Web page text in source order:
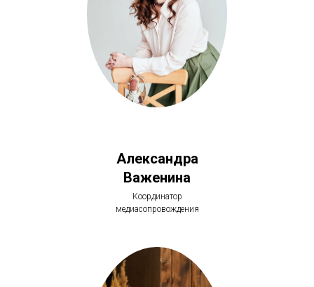
Александра
Важенина
Координатор
медиасопровождения